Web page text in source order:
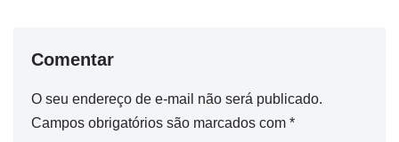
Comentar
O seu endereço de e-mail não será publicado.
Campos obrigatórios são marcados com *